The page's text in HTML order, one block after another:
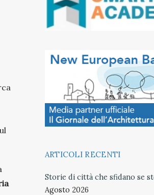
ARTICOLI RECENTI
Storie di città che sfidano se
Agosto 2026